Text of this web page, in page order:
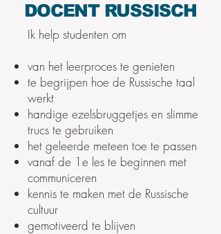
DOCENT RUSSISCH
Ik help studenten om
van het leerproces te genieten
te begrijpen hoe de Russische taal
werkt
handige ezelsbruggetjes en slimme
trucs te gebruiken
het geleerde meteen toe te passen
vanaf de 1e les te beginnen met
communiceren
kennis te maken met de Russische
cultuur
gemotiveerd te blijven